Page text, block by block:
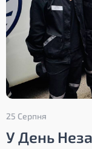
25 Серпня
У День